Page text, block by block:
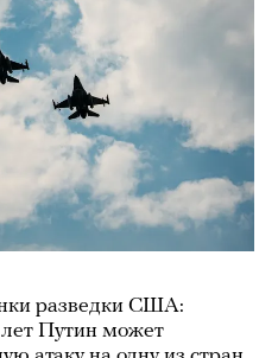
разведки США:
Путин может